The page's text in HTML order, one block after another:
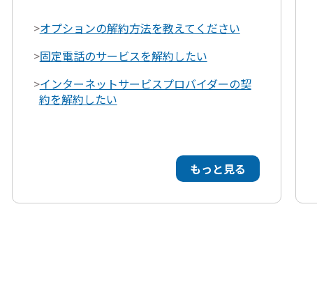
>オプションの解約方法を教えてください
>固定電話のサービスを解約したい
>インターネットサービスプロバイダーの契
約を解約したい
もっと見る